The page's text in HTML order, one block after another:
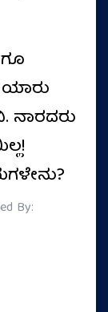
ಯಾರು
ನಾರದರು
By: